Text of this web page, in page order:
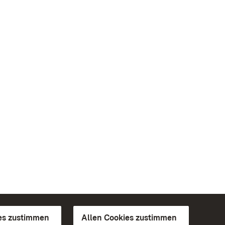
zustimmen Allen Cookies zustimmen